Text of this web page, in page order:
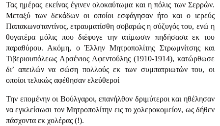
Τας ημέρας εκείνας έγινεν ολοκαύτωμα και η πόλις των Σερρών.
Μεταξύ των δεκάδων οι οποίοι εσφάγησαν ήτο και ο ιερεύς
Παπακωνσταντίνος, ετραυματίσθη σοβαρώς η σύζυγός του, ενώ η
θυγατέρα μόλις που διέφυγε την ατίμωσιν πηδήσασα εκ του
παραθύρου. Ακόμη, ο Έλλην Μητροπολίτης Στρωμνίτσης και
Τιβεριουπόλεως Αρσένιος Αφεντούλης (1910-1914), κατώρθωσε
δι’ απειλών να σώση πολλούς εκ των συμπατριωτών του, οι
οποίοι τελικώς αφέθησαν ελεύθεροί
Την επομένην οι Βούλγαροι, επανήλθον δριμύτεροι και ηθέλησαν
να εγκλείσωσι τον Μητροπολίτην εις το χολεροκομείον, ως δήθεν
πάσχοντα εκ χολέρας (!).